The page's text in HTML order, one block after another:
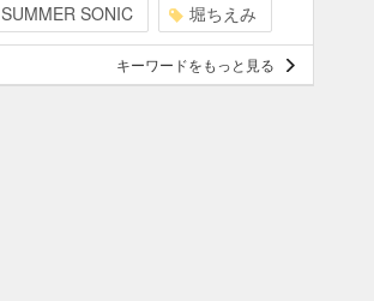
SUMMER SONIC 堀ちえみ
キーワードをもっと見る